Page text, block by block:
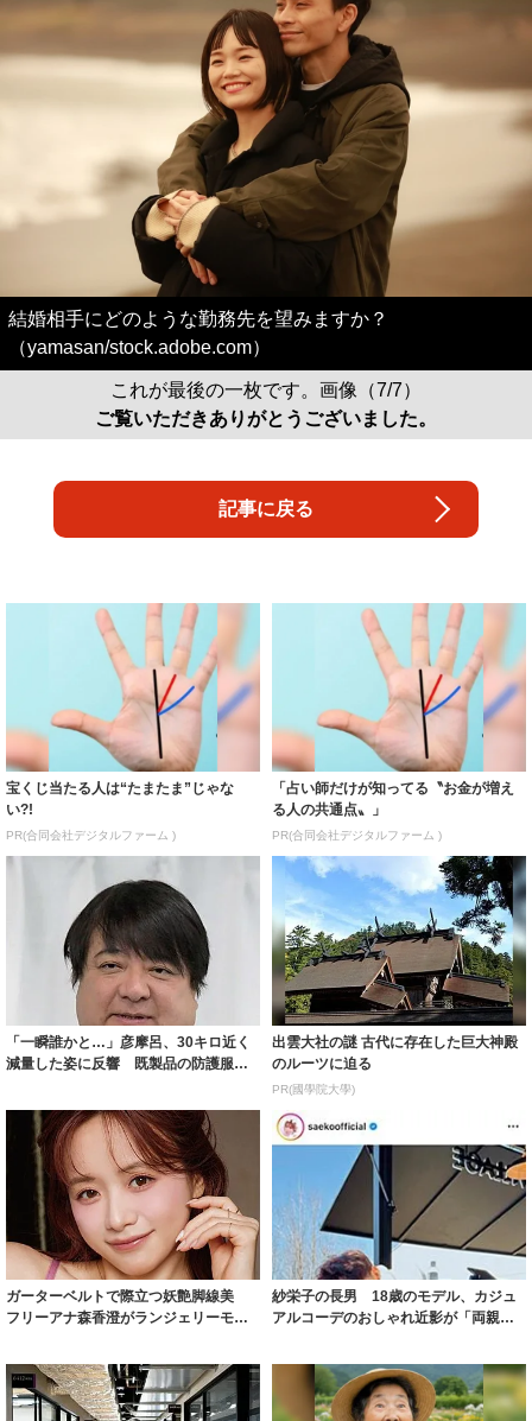
結婚相手にどのような勤務先を望みますか？
（yamasan/stock.adobe.com）
これが最後の一枚です。画像（7/7）
ご覧いただきありがとうございました。
記事に戻る
宝くじ当たる人は“たまたま”じゃな
い?!
PR(合同会社デジタルファーム )
「占い師だけが知ってる〝お金が増え
る人の共通点〟」
PR(合同会社デジタルファーム )
「一瞬誰かと…」彦摩呂、30キロ近く
減量した姿に反響 既製品の防護服が
出雲大社の謎 古代に存在した巨大神殿
のルーツに迫る
PR(國學院大學)
ガーターベルトで際立つ妖艶脚線美
フリーアナ森香澄がランジェリーモデ
紗栄子の長男 18歳のモデル、カジュ
アルコーデのおしゃれ近影が「両親の